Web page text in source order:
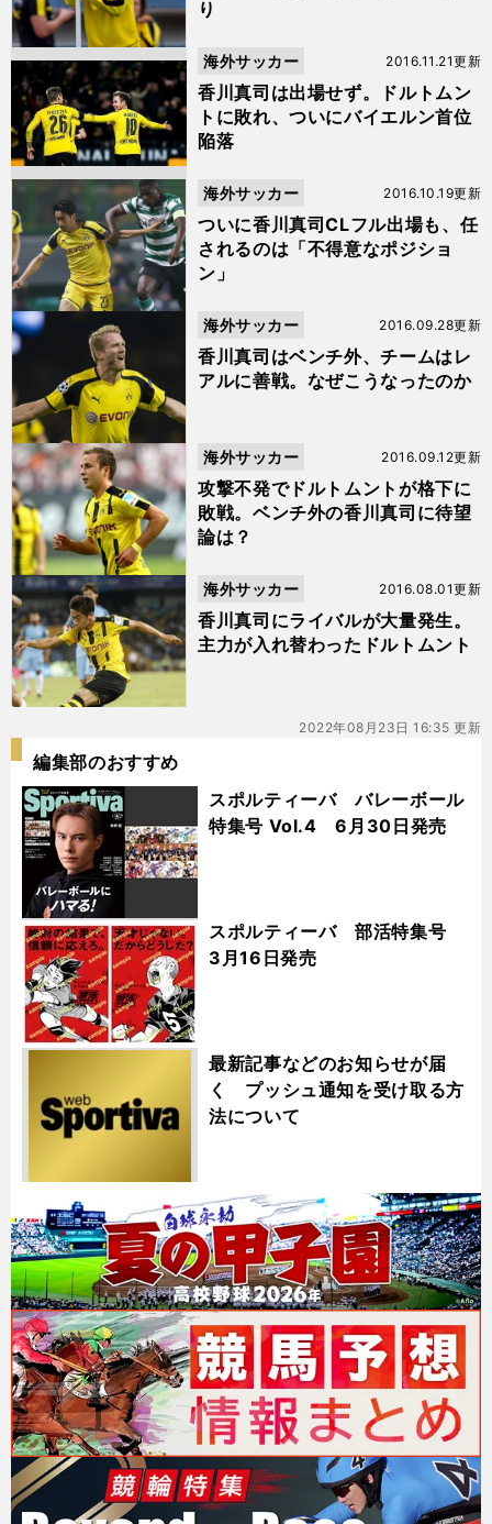
り
香川真司は出場せず。ドルトムン
トに敗れ、ついにバイエルン首位
陥落
2016.11.21更新
海外サッカー
ついに香川真司CLフル出場も、任
されるのは「不得意なポジショ
ン」
2016.10.19更新
海外サッカー
香川真司はベンチ外、チームはレ
アルに善戦。なぜこうなったのか
2016.09.28更新
海外サッカー
攻撃不発でドルトムントが格下に
敗戦。ベンチ外の香川真司に待望
論は？
2016.09.12更新
海外サッカー
香川真司にライバルが大量発生。
主力が入れ替わったドルトムント
2016.08.01更新
海外サッカー
2022年08月23日 16:35 更新
編集部のおすすめ
スポルティーバ バレーボール
特集号 Vol.4 6月30日発売
スポルティーバ 部活特集号
3月16日発売
最新記事などのお知らせが届
く プッシュ通知を受け取る方
法について